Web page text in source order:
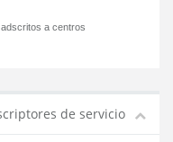
a centros
de servicio